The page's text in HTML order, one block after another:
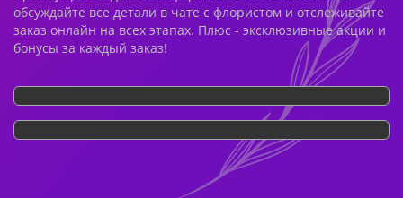
обсуждайте все детали в чате с флористом и отслеживайте
заказ онлайн на всех этапах. Плюс - эксклюзивные акции и
бонусы за каждый заказ!